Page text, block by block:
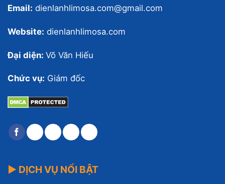
Email: dienlanhlimosa.com@gmail.com
Website: dienlanhlimosa.com
Đại diện: Võ Văn Hiếu
Chức vụ: Giám đốc
▶ DỊCH VỤ NỔI BẬT